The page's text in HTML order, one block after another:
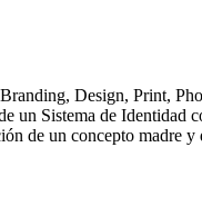
Design, Print,
un Sistema de Identidad
de un concepto madre y